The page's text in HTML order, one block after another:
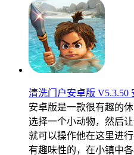
清洗门户安卓版 V5.3.50
安卓版是一款很有趣的
选择一个小动物，然后
就可以操作他在这里进
有趣味性的，在小镇中